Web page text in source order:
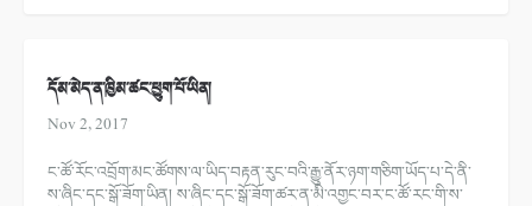
དོམ་མེད་ན་ཁྱིམ་ཚང་ཕྱུག་པོ་ཡིན།
Nov 2, 2017
ང་ཚོ་རོང་འབྲོག་མང་ཚོགས་ལ་ཡིད་བརྟན་རུང་བའི་རྒྱུ་ནོར་ཉག་གཅིག་ཡོད་པ་དེ་ནི་
ས་ཞིང་དང་སྒོ་ཟོག་ཡིན། ས་ཞིང་དང་སྒོ་ཟོག་ཚར་ན་མི་འགྱང་བར་ང་ཚོ་རང་གི་ས་